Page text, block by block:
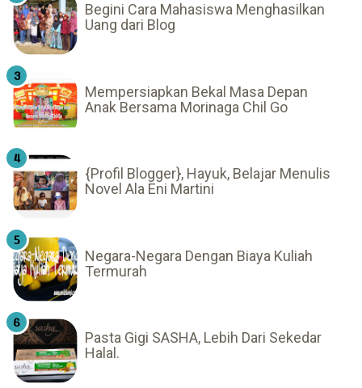
Begini Cara Mahasiswa Menghasilkan
Uang dari Blog
Mempersiapkan Bekal Masa Depan
Anak Bersama Morinaga Chil Go
{Profil Blogger}, Hayuk, Belajar Menulis
Novel Ala Eni Martini
Negara-Negara Dengan Biaya Kuliah
Termurah
Pasta Gigi SASHA, Lebih Dari Sekedar
Halal.